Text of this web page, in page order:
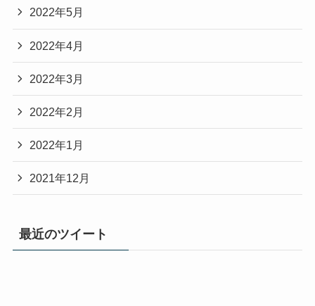
2022年5月
2022年4月
2022年3月
2022年2月
2022年1月
2021年12月
最近のツイート